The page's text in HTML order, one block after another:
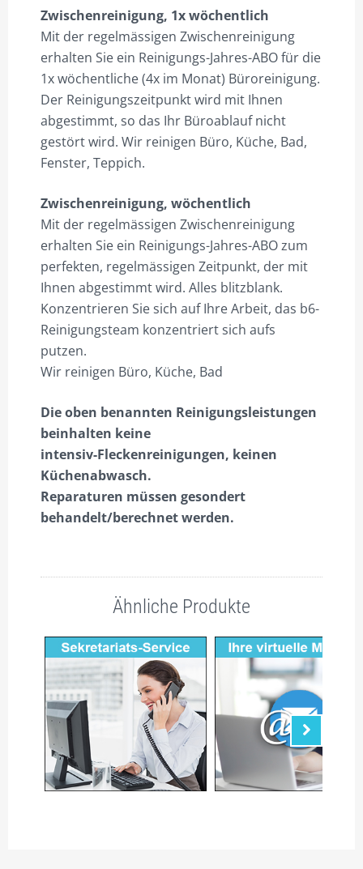
MEIN KONTO
ABMELDEN
BESTELLVORGANG
IMPRESSUM/DATENSCHUTZ
PREISE & LEISTUNGEN
ANGEBOTSÜBERSICHT
WIDERRUF
ZAHLUNGSARTEN
Zwischenreinigung, 1x wöchentlich
Mit der regelmässigen Zwischenreinigung
erhalten Sie ein Reinigungs-Jahres-ABO für die
1x wöchentliche (4x im Monat) Büroreinigung.
Der Reinigungszeitpunkt wird mit Ihnen
abgestimmt, so das Ihr Büroablauf nicht
gestört wird. Wir reinigen Büro, Küche, Bad,
Fenster, Teppich.
Zwischenreinigung, wöchentlich
Mit der regelmässigen Zwischenreinigung
erhalten Sie ein Reinigungs-Jahres-ABO zum
perfekten, regelmässigen Zeitpunkt, der mit
Ihnen abgestimmt wird. Alles blitzblank.
Konzentrieren Sie sich auf Ihre Arbeit, das b6-
Reinigungsteam konzentriert sich aufs
putzen.
Wir reinigen Büro, Küche, Bad
Die oben benannten Reinigungsleistungen
beinhalten keine
intensiv-Fleckenreinigungen, keinen
Küchenabwasch.
Reparaturen müssen gesondert
behandelt/berechnet werden.
Ähnliche Produkte
Nächste